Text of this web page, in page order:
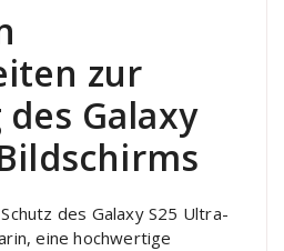
zur
Galaxy
des Galaxy S25 Ultra-
eine hochwertige